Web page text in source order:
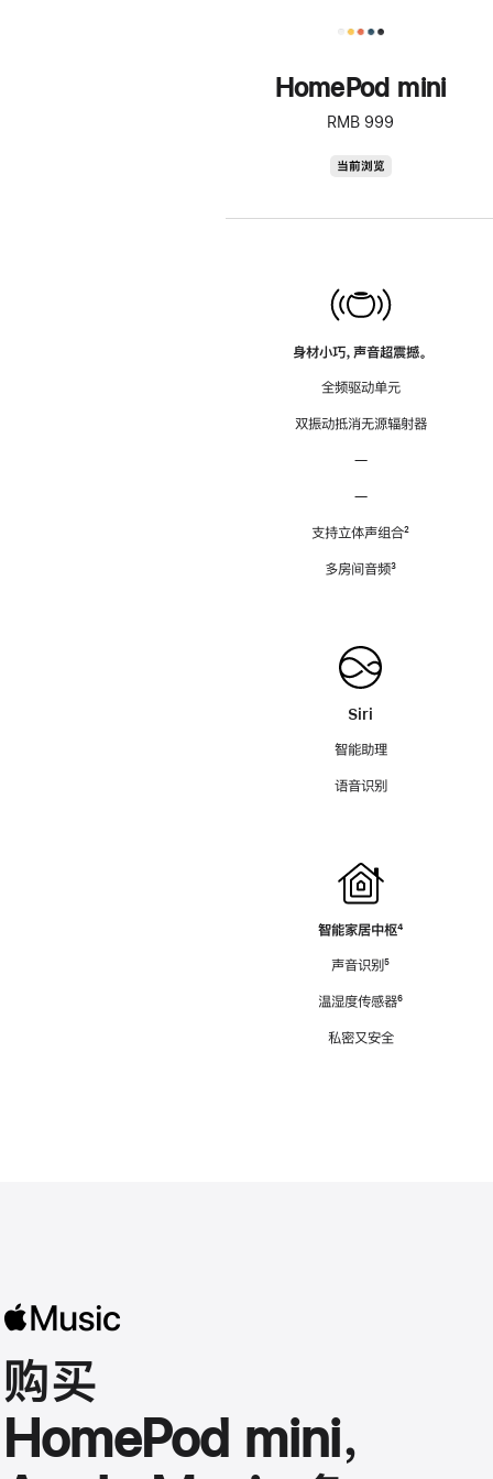
HomePod mini
RMB 999
当前浏览
身材小巧，声音超震撼。
全频驱动单元
双振动抵消无源辐射器
—
—
支持立体声组合脚
²
多房间音频脚
³
Siri
智能助理
语音识别
智能家居中枢脚
⁴
声音识别脚
⁵
温湿度传感器脚
⁶
私密又安全
购买
HomePod mini，